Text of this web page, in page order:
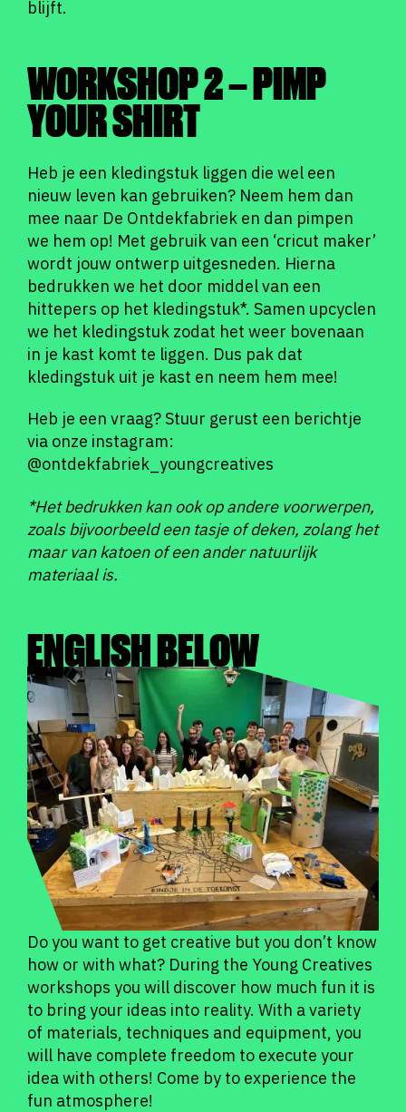
blijft.
WORKSHOP 2 – PIMP
YOUR SHIRT
Heb je een kledingstuk liggen die wel een
nieuw leven kan gebruiken? Neem hem dan
mee naar De Ontdekfabriek en dan pimpen
we hem op! Met gebruik van een ‘cricut maker’
wordt jouw ontwerp uitgesneden. Hierna
bedrukken we het door middel van een
hittepers op het kledingstuk*. Samen upcyclen
we het kledingstuk zodat het weer bovenaan
in je kast komt te liggen. Dus pak dat
kledingstuk uit je kast en neem hem mee!
Heb je een vraag? Stuur gerust een berichtje
via onze instagram:
@ontdekfabriek_youngcreatives
*Het bedrukken kan ook op andere voorwerpen,
zoals bijvoorbeeld een tasje of deken, zolang het
maar van katoen of een ander natuurlijk
materiaal is.
ENGLISH BELOW
Do you want to get creative but you don’t know
how or with what? During the Young Creatives
workshops you will discover how much fun it is
to bring your ideas into reality. With a variety
of materials, techniques and equipment, you
will have complete freedom to execute your
idea with others! Come by to experience the
fun atmosphere!